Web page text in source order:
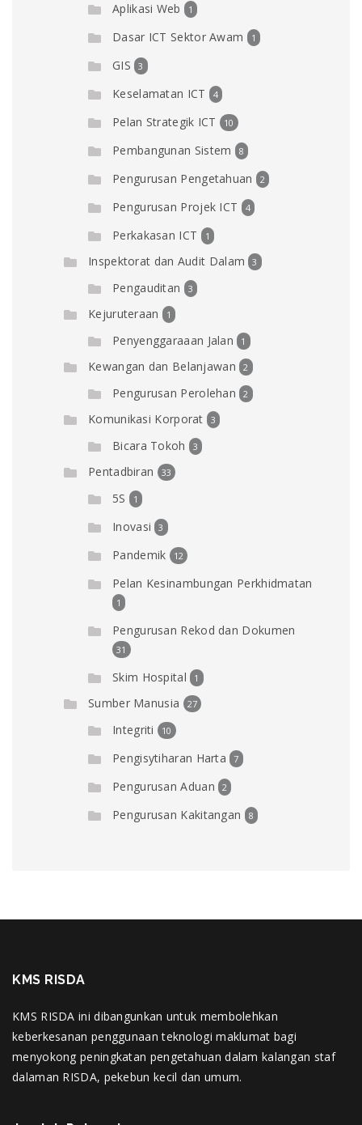
Aplikasi Web 1
Dasar ICT Sektor Awam 1
GIS 3
Keselamatan ICT 4
Pelan Strategik ICT 10
Pembangunan Sistem 8
Pengurusan Pengetahuan 2
Pengurusan Projek ICT 4
Perkakasan ICT 1
Inspektorat dan Audit Dalam 3
Pengauditan 3
Kejuruteraan 1
Penyenggaraaan Jalan 1
Kewangan dan Belanjawan 2
Pengurusan Perolehan 2
Komunikasi Korporat 3
Bicara Tokoh 3
Pentadbiran 33
5S 1
Inovasi 3
Pandemik 12
Pelan Kesinambungan Perkhidmatan
1
Pengurusan Rekod dan Dokumen
31
Skim Hospital 1
Sumber Manusia 27
Integriti 10
Pengisytiharan Harta 7
Pengurusan Aduan 2
Pengurusan Kakitangan 8
KMS RISDA
KMS RISDA ini dibangunkan untuk membolehkan
keberkesanan penggunaan teknologi maklumat bagi
menyokong peningkatan pengetahuan dalam kalangan staf
dalaman RISDA, pekebun kecil dan umum.